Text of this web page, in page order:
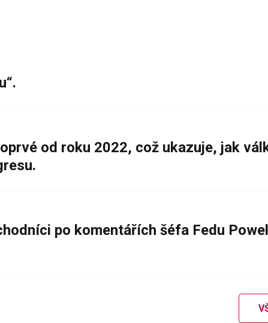
od roku 2022, což ukazuje, jak
po komentářích šéfa Fedu